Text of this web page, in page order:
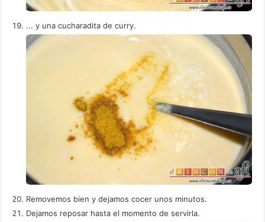
... y una cucharadita de curry.
Removemos bien y dejamos cocer unos minutos.
Dejamos reposar hasta el momento de servirla.